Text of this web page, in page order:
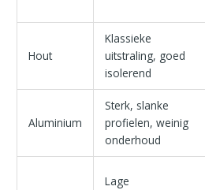
Hout
Klassieke
uitstraling, goed
isolerend
Aluminium
Sterk, slanke
profielen, weinig
onderhoud
Lage